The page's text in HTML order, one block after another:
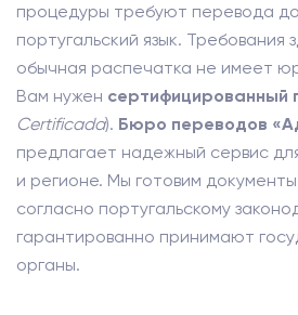
процедуры требуют перевода
португальский язык. Требования
обычная распечатка не имеет
Вам нужен сертифицированный
Certificada). Бюро переводов
предлагает надежный сервис
и регионе. Мы готовим
согласно португальскому
гарантированно принимают
органы.